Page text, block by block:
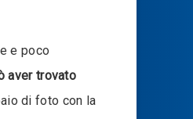
e poco
aver trovato
di foto con la